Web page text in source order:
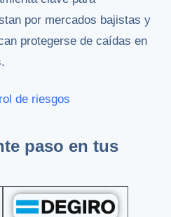
por mercados bajistas y
protegerse de caídas en
de riesgos
paso en tus